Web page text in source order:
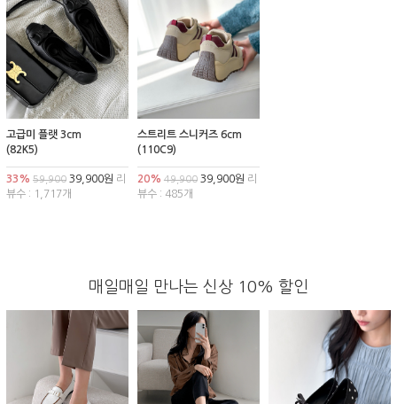
고급미 플랫 3cm
(82K5)
33% 59,900 39,900원 리
뷰수 : 1,717개
스트리트 스니커즈 6cm
(110C9)
20% 49,90039,900원 리
뷰수 : 485개
매일매일 만나는 신상 10% 할인